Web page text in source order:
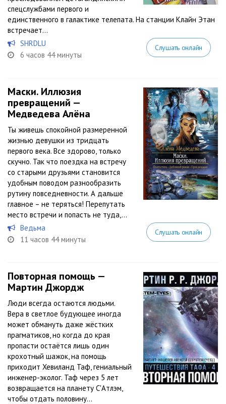
спецслужбами первого и
единственного в галактике телепата. На станции Клайн Этан
встречает...
SHRDLU
6 часов 44 минуты
Слушать онлайн
Маски. Иллюзия
превращений —
Медведева Алёна
Ты живешь спокойной размеренной
жизнью девушки из тридцать
первого века. Все здорово, только
скучно. Так что поездка на встречу
со старыми друзьями становится
удобным поводом разнообразить
рутину повседневности. А дальше
главное – не теряться! Перепутать
место встречи и попасть не туда,...
Ведьма
11 часов 44 минуты
Слушать онлайн
Повторная помощь —
Мартин Джордж
Люди всегда остаются людьми.
Вера в светлое будующее иногда
может обмануть даже жёстких
прагматиков, но когда до края
пропасти остаётся лишь один
крохотный шажок, на помощь
приходит Хевиланд Таф, гениальный
инженер-эколог. Таф через 5 лет
возвращается на планету С'Атлэм,
чтобы отдать половину...